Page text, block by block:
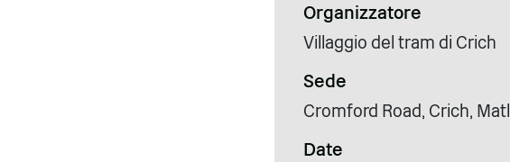
Organizzatore
Villaggio del tram di Crich
Sede
Cromford Road, Crich,
Date